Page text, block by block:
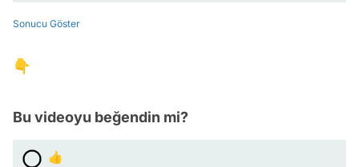
Sonucu Göster
👇
Bu videoyu beğendin mi?
👍